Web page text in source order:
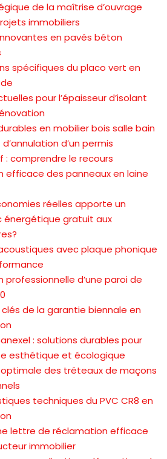
de la maîtrise d’ouvrage
immobiliers
en pavés béton
spécifiques du placo vert en
pour l’épaisseur d’isolant
en mobilier bois salle bain
d’un permis
: comprendre le recours
efficace des panneaux en laine
réelles apporte un
énergétique gratuit aux
avec plaque phonique
professionnelle d’une paroi de
de la garantie biennale en
: solutions durables pour
esthétique et écologique
des tréteaux de maçons
techniques du PVC CR8 en
lettre de réclamation efficace
immobilier